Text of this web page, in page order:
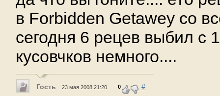
в Forbidden Getawey со
сегодня 6 рецев выбил с
кусовчков немного....
Гость 23 мая 2008 21:20 0 #